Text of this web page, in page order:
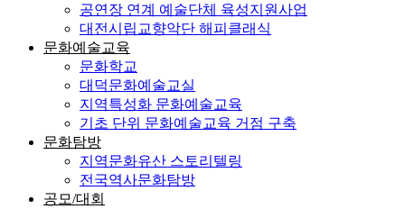
공연장 연계 예술단체 육성지원사업
대전시립교향악단 해피클래식
문화예술교육
문화학교
대덕문화예술교실
지역특성화 문화예술교육
기초 단위 문화예술교육 거점 구축
문화탐방
지역문화유산 스토리텔링
전국역사문화탐방
공모/대회